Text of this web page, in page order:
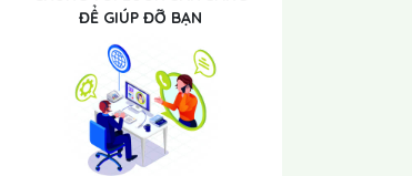
ĐỂ GIÚP ĐỠ BẠN